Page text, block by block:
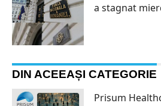
a stagnat
DIN ACEEAȘI CATEGORIE
Prisum